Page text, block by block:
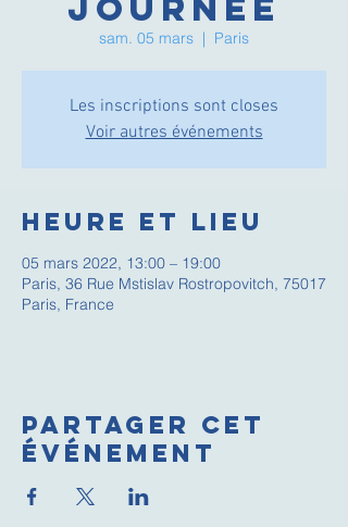
journée
sam. 05 mars
  |
Paris
Les inscriptions sont closes
Voir autres événements
Heure et lieu
05 mars 2022, 13:00 – 19:00
Paris, 36 Rue Mstislav Rostropovitch, 75017
Paris, France
Partager cet
événement